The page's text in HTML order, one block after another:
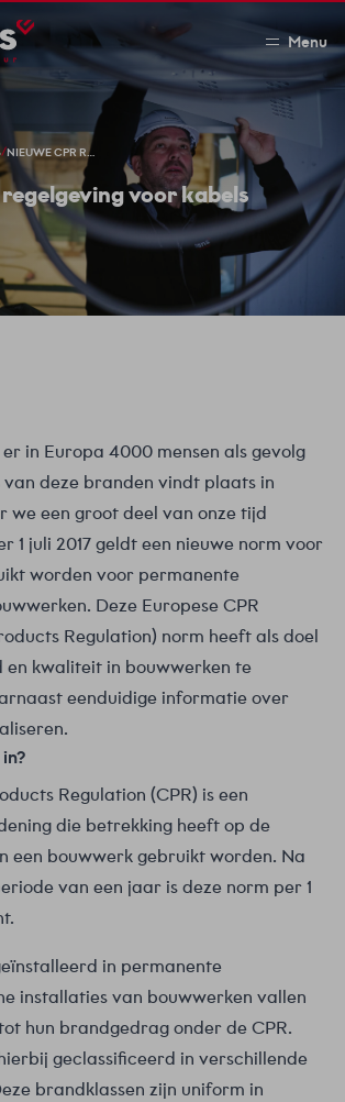
Menu
/ NIEUWE CPR REGELGEVING VOOR KABELS
regelgeving voor kabels
in Europa 4000 mensen als gevolg
deze branden vindt plaats in
we een groot deel van onze tijd
1 juli 2017 geldt een nieuwe norm voor
worden voor permanente
Deze Europese CPR
Regulation) norm heeft als doel
en kwaliteit in bouwwerken te
eenduidige informatie over
Regulation (CPR) is een
die betrekking heeft op de
een bouwwerk gebruikt worden. Na
van een jaar is deze norm per 1
in permanente
installaties van bouwwerken vallen
hun brandgedrag onder de CPR.
geclassificeerd in verschillende
brandklassen zijn uniform in